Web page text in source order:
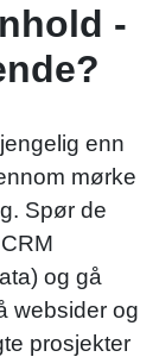
-
enn
mørke
Spør de
og gå
websider og
prosjekter